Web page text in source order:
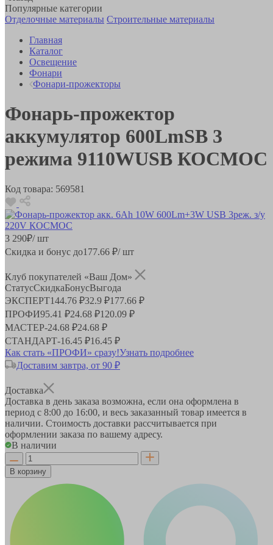
Популярные категории
Отделочные материалы Строительные материалы
Главная
Каталог
Освещение
Фонари
Фонари-прожекторы
Фонарь-прожектор
аккумулятор 600LmSB 3
режима 9110WUSB КОСМОС
Код товара: 569581
3 290₽/ шт
Скидка и бонус до177.66 ₽/ шт
Клуб покупателей «Ваш Дом»
СтатусСкидкаБонусВыгода
ЭКСПЕРТ144.76 ₽32.9 ₽177.66 ₽
ПРОФИ95.41 ₽24.68 ₽120.09 ₽
МАСТЕР-24.68 ₽24.68 ₽
СТАНДАРТ-16.45 ₽16.45 ₽
Как стать «ПРОФИ» сразу!Узнать подробнее
Доставим завтра, от 90 ₽
Доставка
Доставка в день заказа возможна, если она оформлена в
период с 8:00 до 16:00, и весь заказанный товар имеется в
наличии. Стоимость доставки рассчитывается при
оформлении заказа по вашему адресу.
В наличии
В корзину